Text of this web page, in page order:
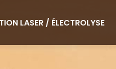
LASER / ÉLECTROLYSE